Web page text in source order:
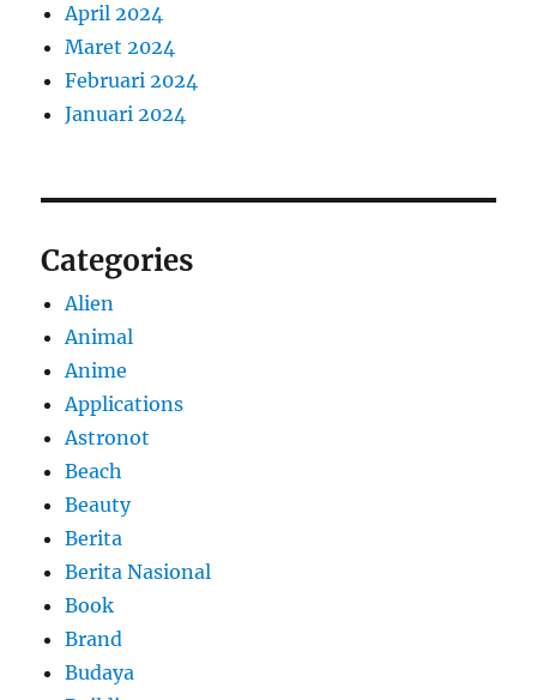
April 2024
Maret 2024
Februari 2024
Januari 2024
Categories
Alien
Animal
Anime
Applications
Astronot
Beach
Beauty
Berita
Berita Nasional
Book
Brand
Budaya